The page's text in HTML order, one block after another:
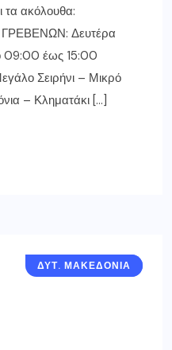
τα ακόλουθα:
Δευτέρα
09:00 έως 15:00
Σειρήνι – Μικρό
– Κληματάκι […]
ΓΡΕΒΕΝΑ
ΔΥΤ. ΜΑΚΕΔΟΝΙΑ